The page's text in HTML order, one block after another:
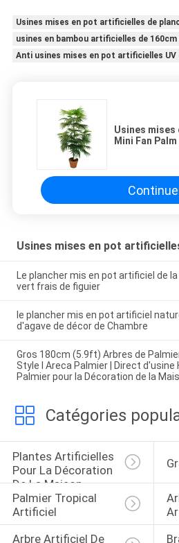
Usines mises en pot artificielles de
usines en bambou artificielles de
Anti usines mises en pot artificielles UV
Usines
Mini Fan
Usines mises en pot
Le plancher mis en pot artificiel de
vert frais de figuier
le plancher mis en pot artificiel
d'agave de décor de Chambre
Gros 180cm (5.9ft) Arbres de
Style I Areca Palmier | Direct d'usine
Palmier pour la Décoration de la
Catégories
Plantes Artificielles
Pour La Décoration
De La Maison
Palmier Tropical
Artificiel
Arbre Artificiel De